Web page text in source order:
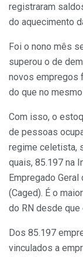
registraram
do aquecimento
Foi o nono mês
superou o de
novos empregos
do que no
Com isso, o
de pessoas
regime celetista,
quais, 85.197 na
Empregado
(Caged). É o
do RN desde
Dos 85.197
vinculados a